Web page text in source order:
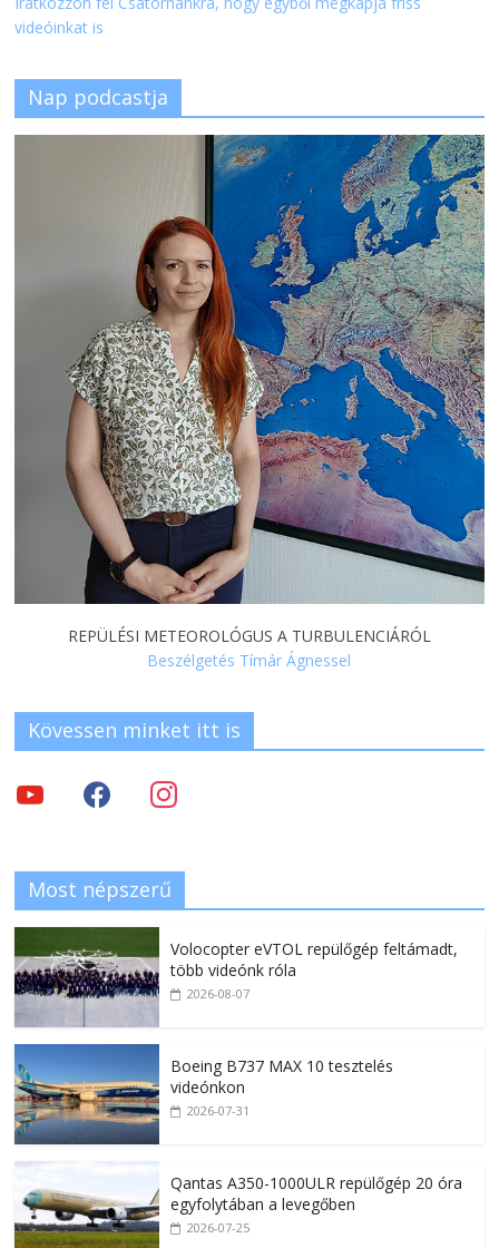
videóinkat is
Nap podcastja
REPÜLÉSI METEOROLÓGUS A TURBULENCIÁRÓL
Beszélgetés Tímár Ágnessel
Kövessen minket itt is
Most népszerű
Volocopter eVTOL repülőgép feltámadt,
több videónk róla
2026-08-07
Boeing B737 MAX 10 tesztelés
videónkon
2026-07-31
Qantas A350-1000ULR repülőgép 20 óra
egyfolytában a levegőben
2026-07-25